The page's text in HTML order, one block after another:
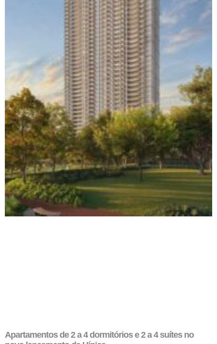
Apartamentos de 2 a 4 dormitórios e 2 a 4 suítes no